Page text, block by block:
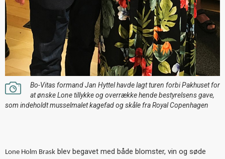
Bo-Vitas formand Jan Hyttel havde lagt turen forbi Pakhuset for
at ønske Lone tillykke og overrække hende bestyrelsens gave,
som indeholdt musselmalet kagefad og skåle fra Royal Copenhagen
Lone Holm Brask blev begavet med både blomster, vin og søde